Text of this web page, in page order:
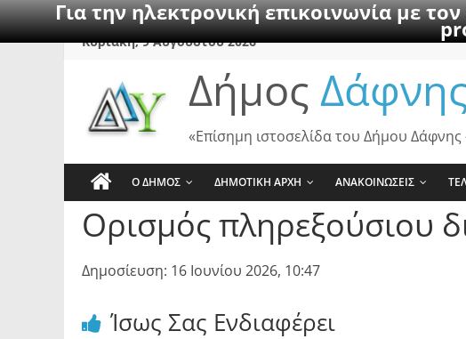
Για την ηλεκτρονική επικοινωνία με
SkipΚυριακή, 9 Αυγούστου 2026
Δήμος
«Επίσημη ιστοσελίδα του Δήμου
Ο ΔΗΜΟΣ ΔΗΜΟΤΙΚΗ ΑΡΧΗ ΑΝΑΚΟΙΝΩΣΕΙΣ
Ορισμός πληρεξούσιου
Δημοσίευση: 16 Ιουνίου 2026, 10:47
Ίσως Σας Ενδιαφέρει